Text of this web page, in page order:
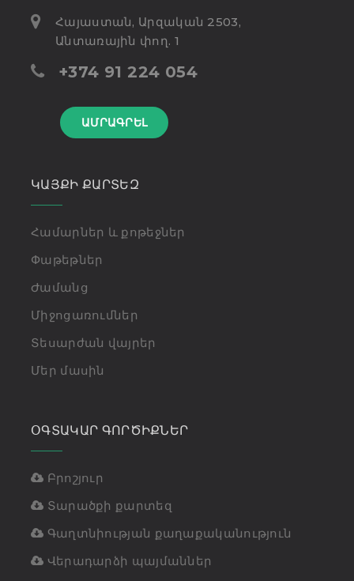
Հայաստան, Արզական 2503,
Անտառային փող. 1
+374 91 224 054
ԱՄՐԱԳՐԵԼ
ԿԱՅՔԻ ՔԱՐՏԵԶ
Համարներ և քոթեջներ
Փաթեթներ
Ժամանց
Միջոցառումներ
Տեսարժան վայրեր
Մեր մասին
ՕԳՏԱԿԱՐ ԳՈՐԾԻՔՆԵՐ
Բրոշյուր
Տարածքի քարտեզ
Գաղտնիության քաղաքականություն
Վերադարձի պայմաններ